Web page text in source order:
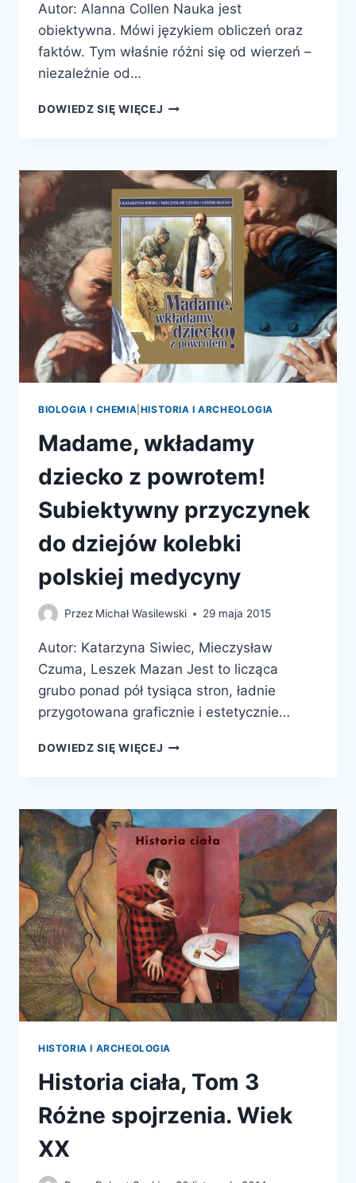
Autor: Alanna Collen Nauka jest
obiektywna. Mówi językiem obliczeń oraz
faktów. Tym właśnie różni się od wierzeń –
niezależnie od…
DOWIEDZ SIĘ WIĘCEJ CICHA
BIOLOGIA I CHEMIA HISTORIA I ARCHEOLOGIA
Madame, wkładamy
dziecko z powrotem!
Subiektywny przyczynek
do dziejów kolebki
polskiej medycyny
Przez Michał Wasilewski 29 maja 2015
Autor: Katarzyna Siwiec, Mieczysław
Czuma, Leszek Mazan Jest to licząca
grubo ponad pół tysiąca stron, ładnie
przygotowana graficznie i estetycznie…
DOWIEDZ SIĘ WIĘCEJ MADAME,
POWROTEM!
SUBIEKTYWNY
PRZYCZYNEK
DO
DZIEJÓW
KOLEBKI
POLSKIEJ
MEDYCYNY
HISTORIA I ARCHEOLOGIA
Historia ciała, Tom 3
Różne spojrzenia. Wiek
XX